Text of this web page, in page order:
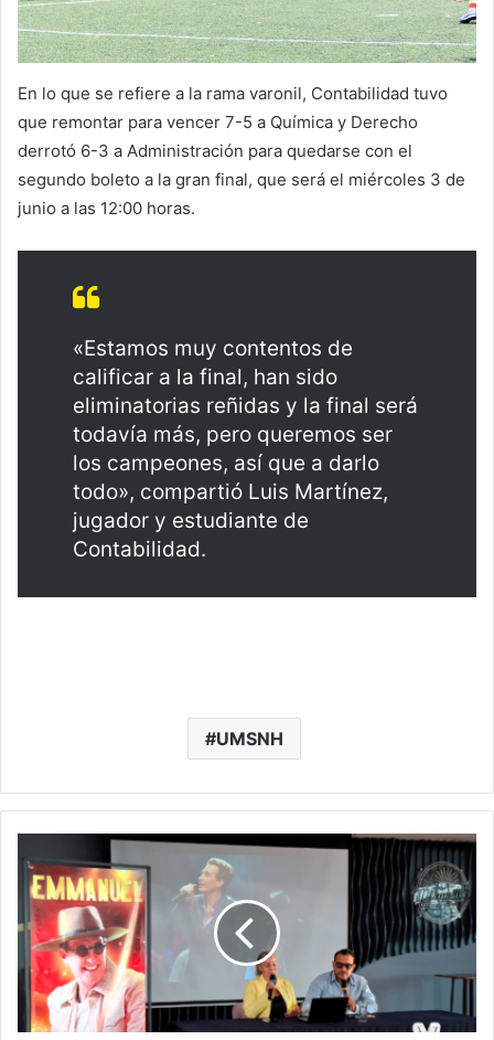
En lo que se refiere a la rama varonil, Contabilidad tuvo
que remontar para vencer 7-5 a Química y Derecho
derrotó 6-3 a Administración para quedarse con el
segundo boleto a la gran final, que será el miércoles 3 de
junio a las 12:00 horas.
«Estamos muy contentos de
calificar a la final, han sido
eliminatorias reñidas y la final será
todavía más, pero queremos ser
los campeones, así que a darlo
todo», compartió Luis Martínez,
jugador y estudiante de
Contabilidad.
UMSNH
Emmanuel
Regresa
La
Monumental
Cantarles
A